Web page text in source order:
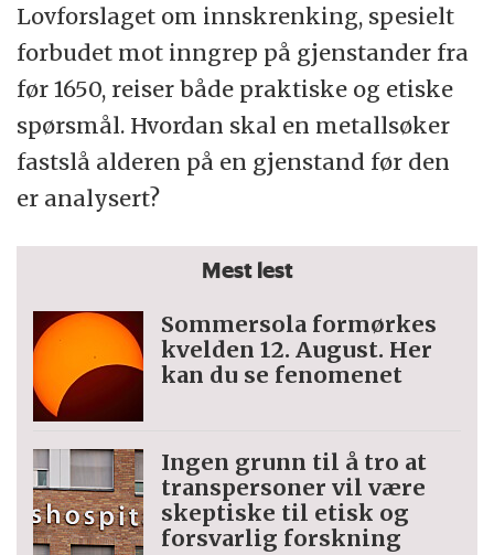
Lovforslaget om innskrenking, spesielt
forbudet mot inngrep på gjenstander fra
før 1650, reiser både praktiske og etiske
spørsmål. Hvordan skal en metallsøker
fastslå alderen på en gjenstand før den
er analysert?
Mest lest
Sommersola formørkes
kvelden 12. August. Her
kan du se fenomenet
Ingen grunn til å tro at
trans­personer vil være
skeptiske til etisk og
forsvarlig forskning